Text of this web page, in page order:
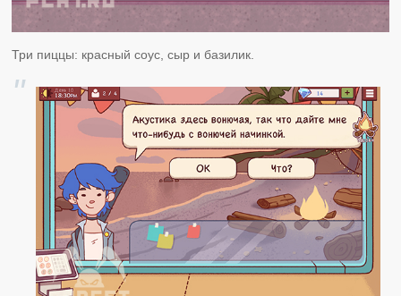
Три пиццы: красный соус, сыр и базилик.